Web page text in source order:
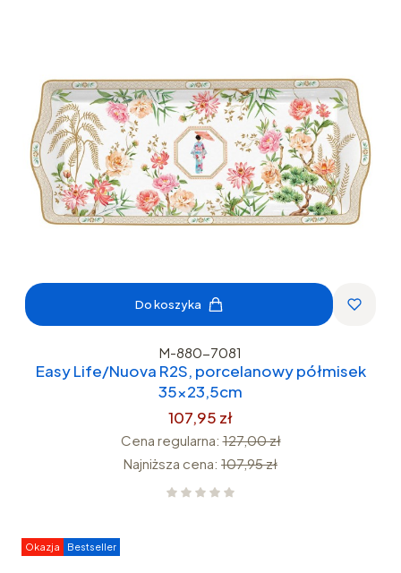
Do koszyka
M-880-7081
Easy Life/Nuova R2S, porcelanowy półmisek
35x23,5cm
107,95 zł
Cena regularna: 127,00 zł
Najniższa cena: 107,95 zł
Okazja Bestseller